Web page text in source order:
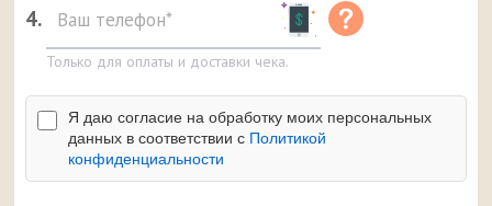
4.
Только для оплаты и доставки чека.
Я даю согласие на обработку моих персональных
данных в соответствии с Политикой
конфиденциальности